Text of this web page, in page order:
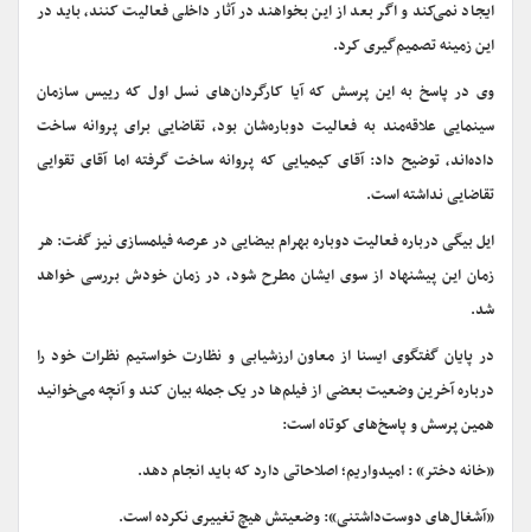
ایجاد نمی‌کند و اگر بعد از این بخواهند در آثار داخلی فعالیت کنند، باید در
این زمینه تصمیم‌گیری کرد.
وی در پاسخ به این پرسش که آیا کارگردان‌های نسل اول که رییس سازمان
سینمایی علاقه‌مند به فعالیت دوباره‌شان بود، تقاضایی برای پروانه ساخت
داده‌اند، توضیح داد: آقای کیمیایی که پروانه ساخت گرفته اما آقای تقوایی
تقاضایی نداشته است.
ایل بیگی درباره فعالیت دوباره بهرام بیضایی در عرصه فیلمسازی نیز گفت: هر
زمان این پیشنهاد از سوی ایشان مطرح شود، در زمان خودش بررسی خواهد
شد.
در پایان گفتگوی ایسنا از معاون ارزشیابی و نظارت خواستیم نظرات خود را
درباره آخرین وضعیت بعضی از فیلم‌ها در یک جمله بیان کند و آنچه می‌خوانید
همین پرسش و پاسخ‌های کوتاه است:
«خانه دختر» : امیدواریم؛ اصلاحاتی دارد که باید انجام دهد.
«آشغال‌های دوست‌داشتنی»: وضعیتش هیچ تغییری نکرده است.